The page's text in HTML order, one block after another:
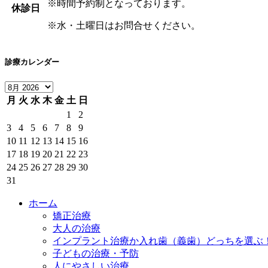
休診日 ※時間予約制となっております。
※水・土曜日はお問合せください。
診療カレンダー
月 火 水 木 金 土 日
1
2
3
4 5 6 7 8
9
10 11 12 13 14 15 16
17 18 19 20 21 22 23
24 25 26 27 28 29 30
31
ホーム
矯正治療
大人の治療
インプラント治療か入れ歯（義歯）どっちを選ぶ
子どもの治療・予防
人にやさしい治療